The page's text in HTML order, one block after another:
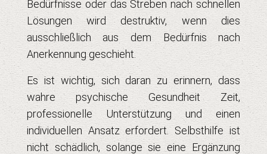
Bedürfnisse oder das Streben nach schnellen
Lösungen wird destruktiv, wenn dies
ausschließlich aus dem Bedürfnis nach
Anerkennung geschieht.
Es ist wichtig, sich daran zu erinnern, dass
wahre psychische Gesundheit Zeit,
professionelle Unterstützung und einen
individuellen Ansatz erfordert. Selbsthilfe ist
nicht schädlich, solange sie eine Ergänzung